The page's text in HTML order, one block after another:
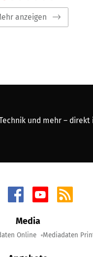
anzeigen
und mehr – direkt
Media
Online Mediadaten